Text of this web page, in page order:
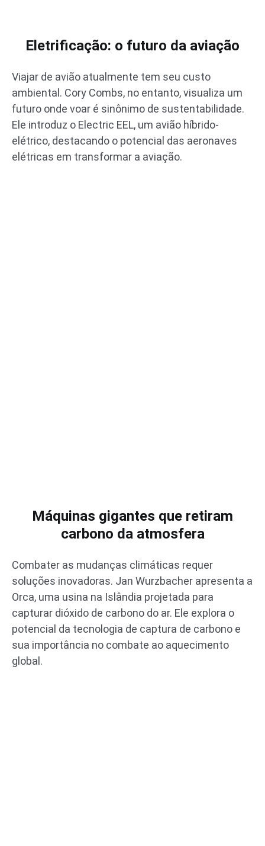
Eletrificação: o futuro da aviação
Viajar de avião atualmente tem seu custo
ambiental. Cory Combs, no entanto, visualiza um
futuro onde voar é sinônimo de sustentabilidade.
Ele introduz o Electric EEL, um avião híbrido-
elétrico, destacando o potencial das aeronaves
elétricas em transformar a aviação.
Máquinas gigantes que retiram
carbono da atmosfera
Combater as mudanças climáticas requer
soluções inovadoras. Jan Wurzbacher apresenta a
Orca, uma usina na Islândia projetada para
capturar dióxido de carbono do ar. Ele explora o
potencial da tecnologia de captura de carbono e
sua importância no combate ao aquecimento
global.